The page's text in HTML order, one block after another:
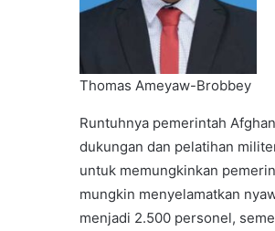
Thomas Ameyaw-Brobbey
Runtuhnya pemerintah
dukungan dan pelatihan
untuk memungkinkan
mungkin menyelamatkan
menjadi 2.500 personel,